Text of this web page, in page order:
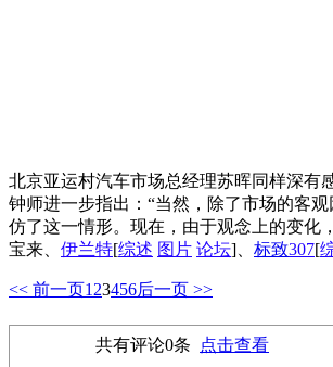
北京亚运村汽车市场总经理苏晖同样深有
钟师进一步指出：“当然，除了市场的客
仿了这一情形。现在，由于观念上的变化
宝来、 伊兰特[综述 图片 论坛]、 标致307[
<< 前一页1 23456后一页 >>
共有评论0条
点击查看